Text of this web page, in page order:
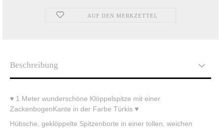
AUF DEN MERKZETTEL
Beschreibung
♥ 1 Meter wunderschöne Klöppelspitze mit einer
ZackenbogenKante in der Farbe Türkis ♥
Hübsche, geklöppelte Spitzenborte in einer tollen, weichen